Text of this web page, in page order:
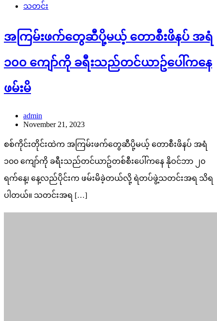
သတင်း
အကြမ်းဖက်တွေဆီပို့မယ့် တောစီးဖိနပ် အရံ
၁၀၀ ကျော်ကို ခရီးသည်တင်ယာဥ်ပေါ်ကနေ
ဖမ်းမိ
admin
November 21, 2023
စစ်ကိုင်းတိုင်းထဲက အကြမ်းဖက်တွေဆီပို့မယ့် တောစီးဖိနပ် အရံ
၁၀၀ ကျော်ကို ခရီးသည်တင်ယာဥ်တစ်စီးပေါ်ကနေ နိုဝင်ဘာ ၂၀
ရက်နေ့၊ နေ့လည်ပိုင်းက ဖမ်းမိခဲ့တယ်လို့ ရဲတပ်ဖွဲ့သတင်းအရ သိရ
ပါတယ်။ သတင်းအရ […]